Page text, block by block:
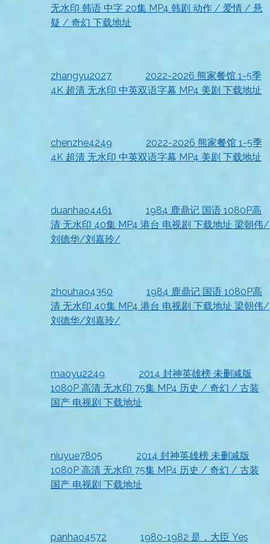
无水印 韩语 中字 20集 MP4 韩剧 动作 / 爱情 / 悬
疑 / 奇幻 下载地址
zhangyu2027
2022-2026 熊家餐馆 1-5季
4K 超清 无水印 中英双语字幕 MP4 美剧 下载地址
chenzhe4249
2022-2026 熊家餐馆 1-5季
4K 超清 无水印 中英双语字幕 MP4 美剧 下载地址
duanhao4461
1984 鹿鼎记 国语 1080P高
清 无水印 40集 MP4 港台 电视剧 下载地址 梁朝伟/
刘德华/刘嘉玲/
zhouhao4350
1984 鹿鼎记 国语 1080P高
清 无水印 40集 MP4 港台 电视剧 下载地址 梁朝伟/
刘德华/刘嘉玲/
maoyu2249
2014 封神英雄榜 未删减版
1080P 高清 无水印 75集 MP4 历史 / 奇幻 / 古装
国产 电视剧 下载地址
niuyue7805
2014 封神英雄榜 未删减版
1080P 高清 无水印 75集 MP4 历史 / 奇幻 / 古装
国产 电视剧 下载地址
panhao4572
1980-1982 是，大臣 Yes